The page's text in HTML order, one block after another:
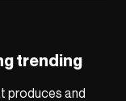
trending
produces and